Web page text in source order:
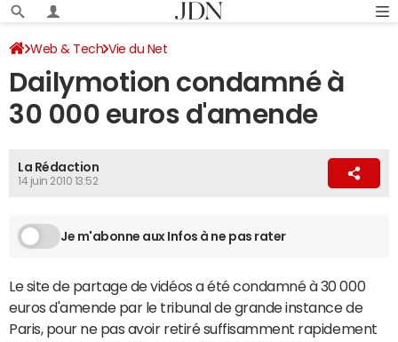
Web & Tech Vie du Net
Dailymotion condamné à
30 000 euros d'amende
La Rédaction
14 juin 2010 13:52
Je m'abonne aux Infos à ne pas rater
Le site de partage de vidéos a été condamné à 30 000
euros d'amende par le tribunal de grande instance de
Paris, pour ne pas avoir retiré suffisamment rapidement